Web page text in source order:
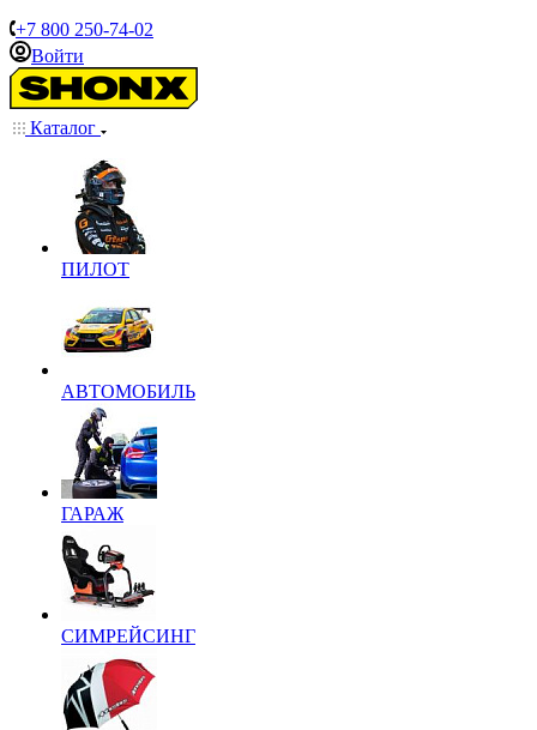
+7 800 250-74-02
Войти
Каталог
ПИЛОТ
АВТОМОБИЛЬ
ГАРАЖ
СИМРЕЙСИНГ